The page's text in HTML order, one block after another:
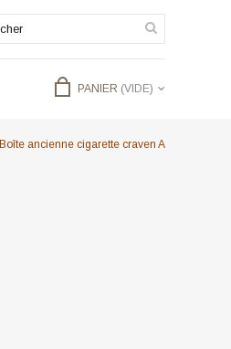
PANIER (VIDE)
Boîte ancienne cigarette craven A